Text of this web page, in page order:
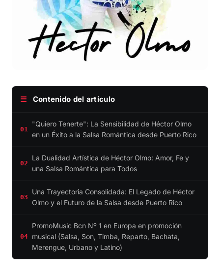
☰ Contenido del artículo
01
"Quiero Tenerte": La Sensibilidad de Héctor Olmo
en un Éxito a la Salsa Romántica desde Puerto Rico
02
La Dualidad Artística de Héctor Olmo: Amor, Fe y
una Salsa Romántica para Todos
03
Una Trayectoria Consolidada: El Legado de Héctor
Olmo y el Futuro de la Salsa desde Puerto Rico
04
PromoMusic Bcn Nº 1 en Europa en promoción
musical (Salsa, Son, Timba, Reparto, Bachata,
Merengue, Urbano y Latino)